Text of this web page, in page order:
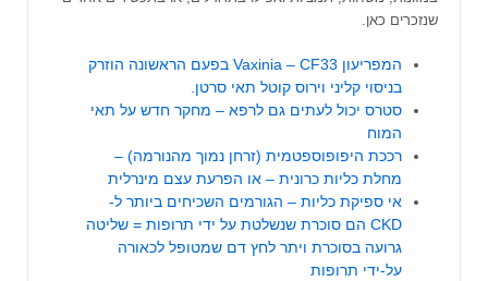
שנזכרים כאן.
המפריעון Vaxinia – CF33 בפעם הראשונה הוזרק
בניסוי קליני וירוס קוטל תאי סרטן.
סטרס יכול לעתים גם לרפא – מחקר חדש על תאי
המוח
רככת היפופוספטמית (זרחן נמוך מהנורמה) –
מחלת כליות כרונית – או הפרעת עצם מינרלית
אי ספיקת כליות – הגורמים השכיחים ביותר ל-
CKD הם סוכרת שנשלטת על ידי תרופות = שליטה
גרועה בסוכרת ויתר לחץ דם שמטופל לכאורה
על-ידי תרופות